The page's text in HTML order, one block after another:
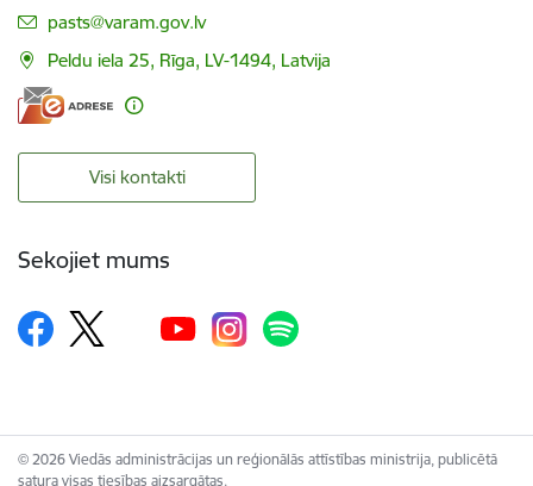
E-pasts:
pasts@varam.gov.lv
Peldu iela 25, Rīga, LV-1494, Latvija
Visi kontakti
Sekojiet mums
© 2026 Viedās administrācijas un reģionālās attīstības ministrija, publicētā
satura visas tiesības aizsargātas.